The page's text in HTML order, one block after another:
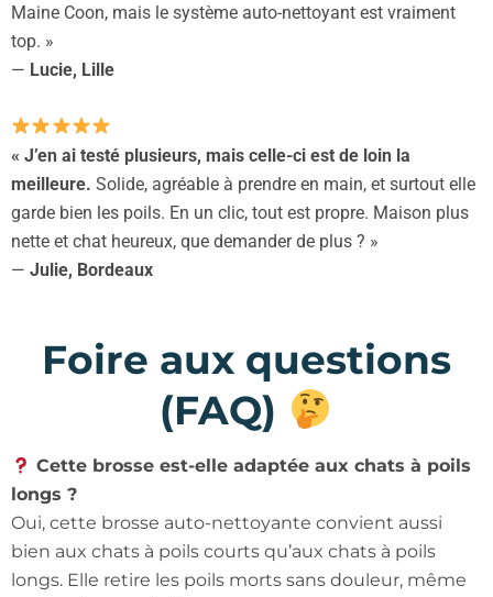
Maine Coon, mais le système auto-nettoyant est vraiment
top. »
— Lucie, Lille
« J’en ai testé plusieurs, mais celle-ci est de loin la
meilleure. Solide, agréable à prendre en main, et surtout elle
garde bien les poils. En un clic, tout est propre. Maison plus
nette et chat heureux, que demander de plus ? »
— Julie, Bordeaux
Foire aux questions
(FAQ)
Cette brosse est-elle adaptée aux chats à poils
longs ?
Oui, cette brosse auto-nettoyante convient aussi
bien aux chats à poils courts qu’aux chats à poils
longs. Elle retire les poils morts sans douleur, même